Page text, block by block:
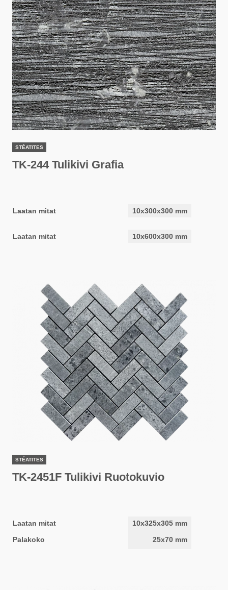
STÉATITES
TK-244 Tulikivi Grafia
Laatan mitat 10x300x300 mm
Laatan mitat 10x600x300 mm
STÉATITES
TK-2451F Tulikivi Ruotokuvio
Laatan mitat
10x325x305 mm
Palakoko
25x70 mm